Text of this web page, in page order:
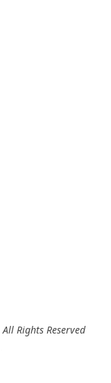
All Rights Reserved